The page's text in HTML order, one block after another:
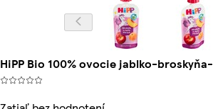
HiPP Bio 100% ovocie jablko-